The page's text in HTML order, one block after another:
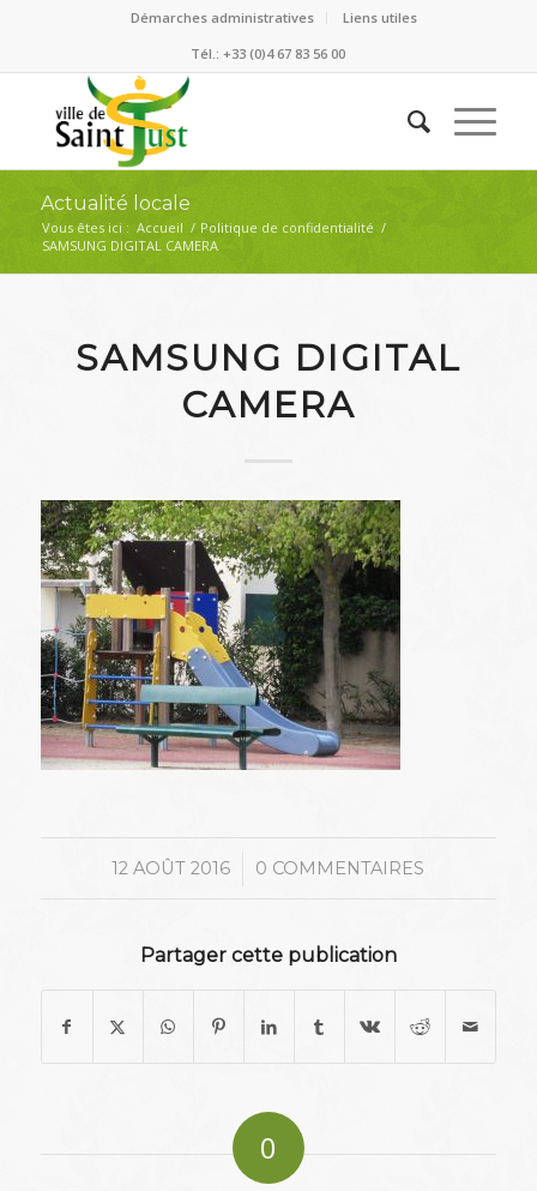
Démarches administratives
Liens utiles
Tél.: +33 (0)4 67 83 56 00
Actualité locale
Vous êtes ici : Accueil / Politique de confidentialité /
SAMSUNG DIGITAL CAMERA
SAMSUNG DIGITAL
CAMERA
12 AOÛT 2016
/ 0 COMMENTAIRES
Partager cette publication
0